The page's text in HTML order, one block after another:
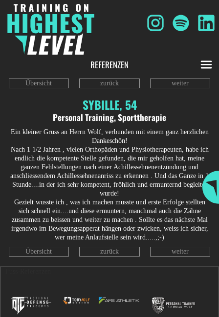
REFERENZEN
Übersicht zurück weiter
SYBILLE, 54
Personal Training, Sporttherapie
Ein kleiner Gruss an Herrn Wolf, verbunden mit einem ganz herzlichen
Dankeschön!
Nach 1 1/2 Jahren , vielen Orthopäden und Physiotherapeuten, habe ich
endlich die kompetente Stelle gefunden, die mir geholfen hat, meine
ganzen Fehlstellungen nach einer Achillessehnenentzündung und
anschliessendem Achillessehnenanriss zu erkennen . Und das Ganze in 1
Stunde....in der ich sehr kompetent, fröhlich und ermunternd begleitet
wurde!
Gezielt wusste ich , was ich machen musste und erste Erfolge stellten
sich schnell ein....und diese ermuntern, manchmal auch die Zähne
zusammen zu beissen und weiter zu machen . Sollte es das nächste Mal
irgendwo im Bewegungsapperat hängen oder zwicken, weiss ich sicher,
wer meine Anlaufstelle sein wird.....,;-)
Übersicht
zurück weiter